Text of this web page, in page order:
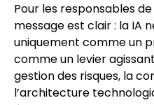
Pour les responsables
message est clair : la IA
uniquement comme un
comme un levier
gestion des risques, la
l’architecture